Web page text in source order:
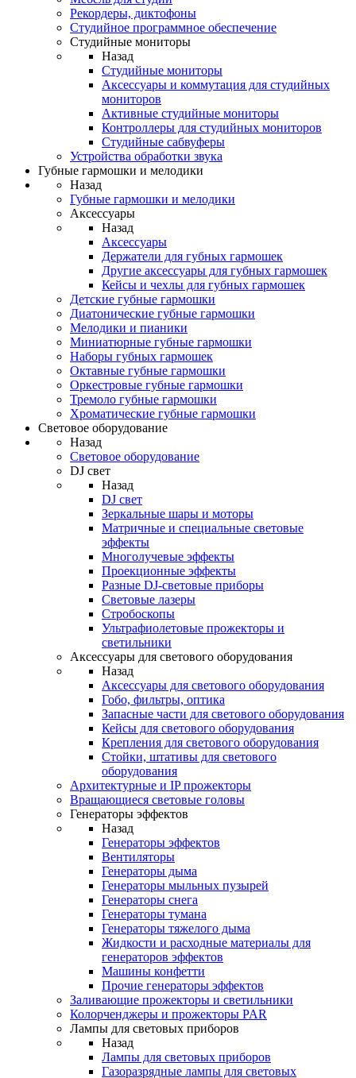
Рекордеры, диктофоны
Студийное программное обеспечение
Студийные мониторы
Назад
Студийные мониторы
Аксессуары и коммутация для студийных
мониторов
Активные студийные мониторы
Контроллеры для студийных мониторов
Студийные сабвуферы
Устройства обработки звука
Губные гармошки и мелодики
Назад
Губные гармошки и мелодики
Аксессуары
Назад
Аксессуары
Держатели для губных гармошек
Другие аксессуары для губных гармошек
Кейсы и чехлы для губных гармошек
Детские губные гармошки
Диатонические губные гармошки
Мелодики и пианики
Миниатюрные губные гармошки
Наборы губных гармошек
Октавные губные гармошки
Оркестровые губные гармошки
Тремоло губные гармошки
Хроматические губные гармошки
Световое оборудование
Назад
Световое оборудование
DJ свет
Назад
DJ свет
Зеркальные шары и моторы
Матричные и специальные световые
эффекты
Многолучевые эффекты
Проекционные эффекты
Разные DJ-световые приборы
Световые лазеры
Стробоскопы
Ультрафиолетовые прожекторы и
светильники
Аксессуары для светового оборудования
Назад
Аксессуары для светового оборудования
Гобо, фильтры, оптика
Запасные части для светового оборудования
Кейсы для светового оборудования
Крепления для светового оборудования
Стойки, штативы для светового
оборудования
Архитектурные и IP прожекторы
Вращающиеся световые головы
Генераторы эффектов
Назад
Генераторы эффектов
Вентиляторы
Генераторы дыма
Генераторы мыльных пузырей
Генераторы снега
Генераторы тумана
Генераторы тяжелого дыма
Жидкости и расходные материалы для
генераторов эффектов
Машины конфетти
Прочие генераторы эффектов
Заливающие прожекторы и светильники
Колорченджеры и прожекторы PAR
Лампы для световых приборов
Назад
Лампы для световых приборов
Газоразрядные лампы для световых